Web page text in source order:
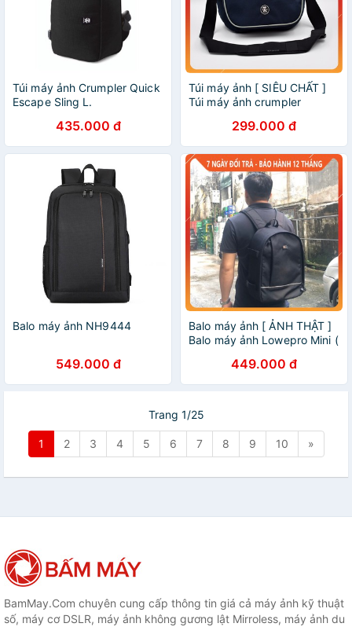
Túi máy ảnh Crumpler Quick
Escape Sling L.
435.000 đ
Túi máy ảnh [ SIÊU CHẤT ]
Túi máy ảnh crumpler
299.000 đ
Balo máy ảnh NH9444
549.000 đ
Balo máy ảnh [ ẢNH THẬT ]
Balo máy ảnh Lowepro Mini (
449.000 đ
Trang 1/25
1 2 3 4 5 6 7 8 9 10 »
BamMay.Com chuyên cung cấp thông tin giá cả máy ảnh kỹ thuật
số, máy cơ DSLR, máy ảnh không gương lật Mirroless, máy ảnh du